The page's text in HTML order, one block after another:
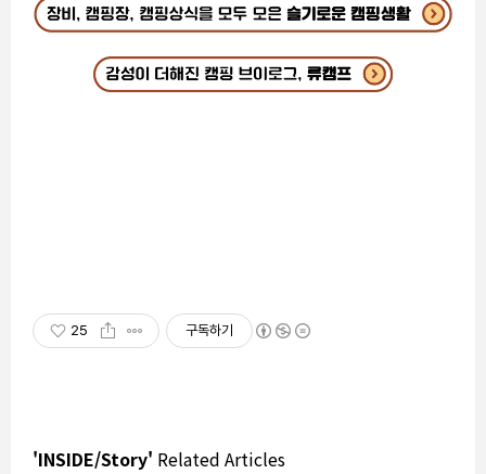
25 구독하기
'INSIDE/Story' Related Articles